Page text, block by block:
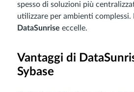
spesso di soluzioni più
utilizzare per ambienti complessi.
DataSunrise eccelle.
Vantaggi di
Sybase